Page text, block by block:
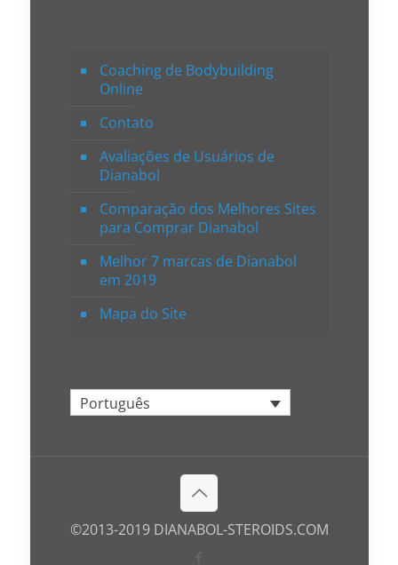
Coaching de Bodybuilding
Online
Contato
Avaliações de Usuários de
Dianabol
Comparação dos Melhores Sites
para Comprar Dianabol
Melhor 7 marcas de Dianabol
em 2019
Mapa do Site
Português
©2013-2019 DIANABOL-STEROIDS.COM